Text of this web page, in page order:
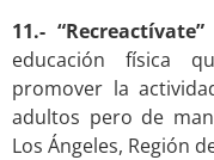
11.- “Recreactívate”
educación física
promover la
adultos pero de
Los Ángeles, Región